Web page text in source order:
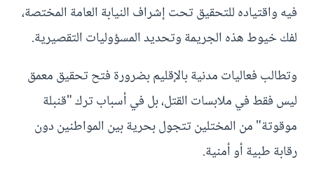
فيه واقتياده للتحقيق تحت إشراف النيابة العامة المختصة،
لفك خيوط هذه الجريمة وتحديد المسؤوليات التقصيرية.
وتطالب فعاليات مدنية بالإقليم بضرورة فتح تحقيق معمق
ليس فقط في ملابسات القتل، بل في أسباب ترك "قنبلة
موقوتة" من المختلين تتجول بحرية بين المواطنين دون
رقابة طبية أو أمنية.